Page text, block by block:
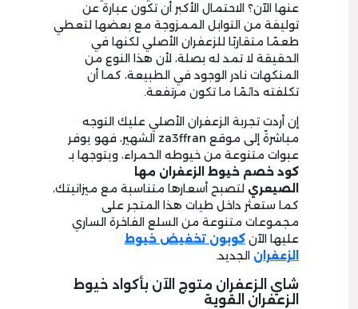
عنها الآن؟ الاحتمال الأكبر أن تكون عبارة عن
توليفة من التوابل الممزوجة مع بعضها لتعطي
طعمًا متقاربًا للزعفران الأصلي لكنها في
الحقيقة لا تمد له بصلة، لأن هذا النوع من
المنكهات نادر الوجود في الطبيعة، كما أن
تكلفته دائمًا ما تكون مرتفعة.
إن أردت تجربة الزعفران الأصلي عليك التوجه
مباشرةً إلى موقع za3ffran الشهير، فهو يوفر
عبوات متنوعة من خيوطه الحمراء، ويتوجها بـ
كود خصم خيوط الزعفران مها
الصيعري لتصبح أسعارها متناسبة مع ميزانيتك،
كما ستعثر داخل طيات هذا المتجر على
مجموعات متنوعة من السلع الفاخرة الساري
عليها الآن كوبون تخفيض خيوط
الزعفران الجديد.
شاي الزعفران متوج الآن بأكواد خيوط
الزعفران القوية